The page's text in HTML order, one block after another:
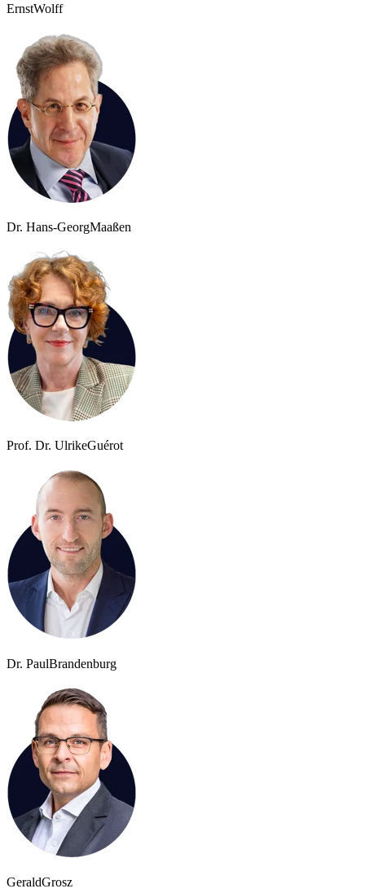
ErnstWolff
Dr. Hans-GeorgMaaßen
Prof. Dr. UlrikeGuérot
Dr. PaulBrandenburg
GeraldGrosz